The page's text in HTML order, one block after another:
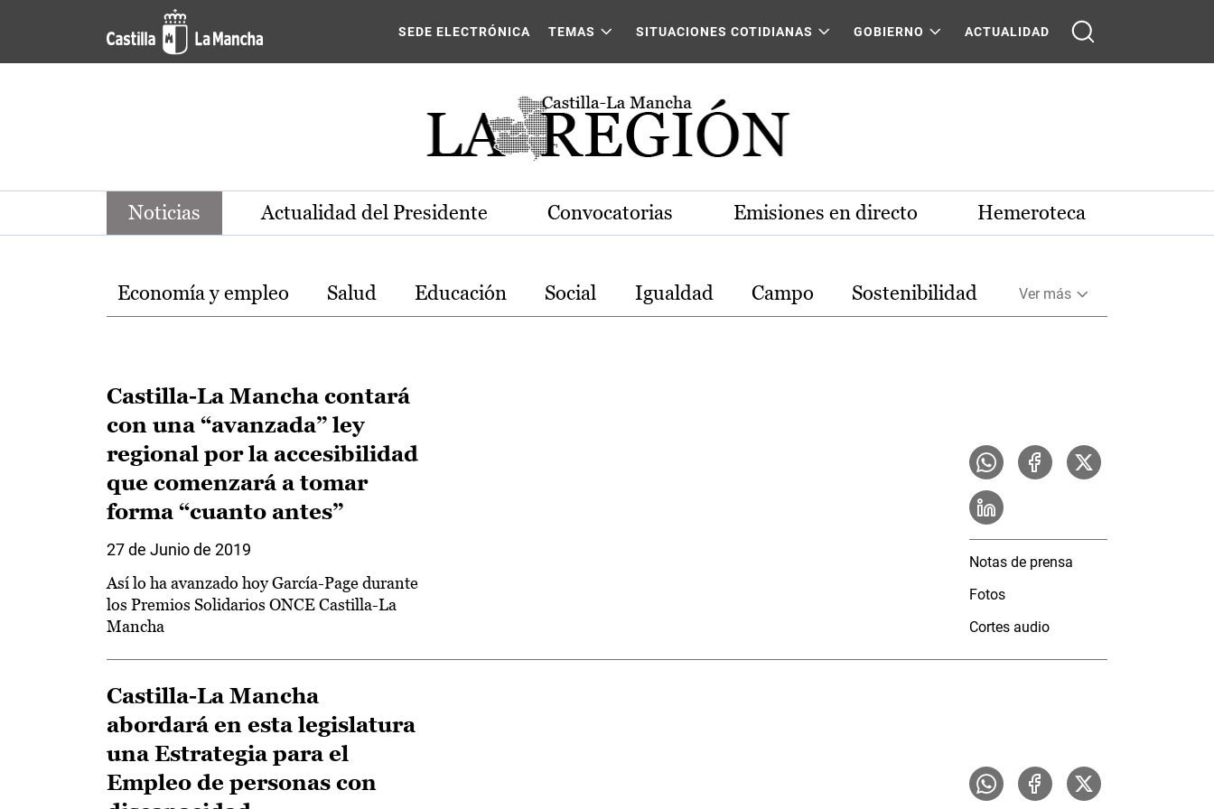
Pasar al contenido principal
Noticias de la región de Castilla-La Mancha
SEDE ELECTRÓNICA TEMAS SITUACIONES COTIDIANAS GOBIERNO ACTUALIDAD
Noticias Actualidad del Presidente Convocatorias Emisiones en directo Hemeroteca
Temas
Economía y empleo Salud Educación Social Igualdad Campo Sostenibilidad Ver más
Castilla-La Mancha contará
con una “avanzada” ley
regional por la accesibilidad
que comenzará a tomar
forma “cuanto antes”
27 de Junio de 2019
Así lo ha avanzado hoy García-Page durante
los Premios Solidarios ONCE Castilla-La
Mancha
Notas de prensa
Fotos
Cortes audio
Castilla-La Mancha
abordará en esta legislatura
una Estrategia para el
Empleo de personas con